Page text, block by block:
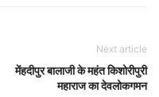
Next article
मेंहदीपुर बालाजी के महंत किशोरीपुरी
महाराज का देवलोकगमन